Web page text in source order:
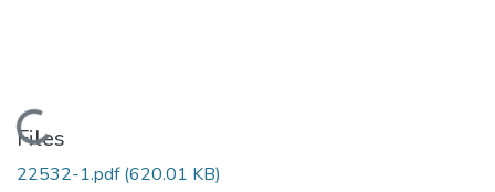
Loading...
Files
22532-1.pdf(620.01 KB)